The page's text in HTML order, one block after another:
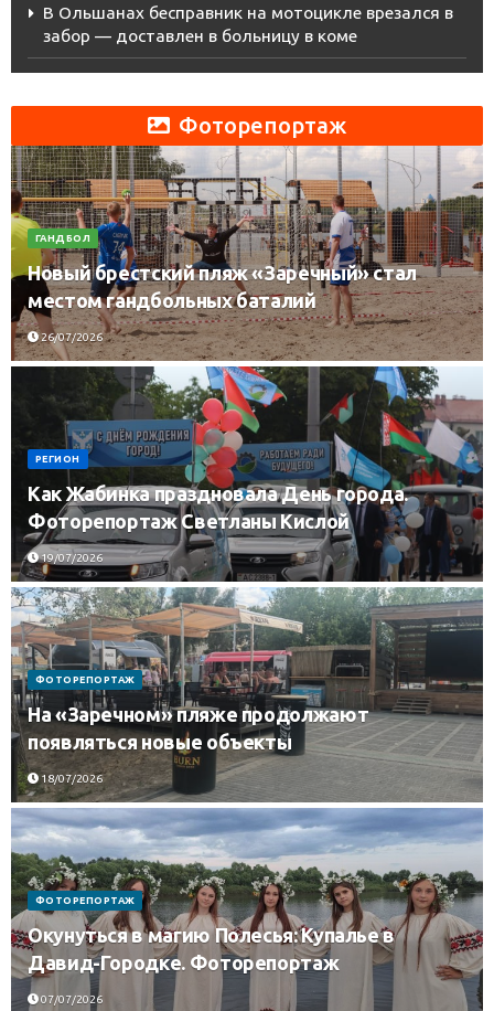
В Ольшанах бесправник на мотоцикле врезался в
забор — доставлен в больницу в коме
Фоторепортаж
ГАНДБОЛ
Новый брестский пляж «Заречный» стал
местом гандбольных баталий
26/07/2026
РЕГИОН
Как Жабинка праздновала День города.
Фоторепортаж Светланы Кислой
19/07/2026
ФОТОРЕПОРТАЖ
На «Заречном» пляже продолжают
появляться новые объекты
18/07/2026
ФОТОРЕПОРТАЖ
Окунуться в магию Полесья: Купалье в
Давид-Городке. Фоторепортаж
07/07/2026